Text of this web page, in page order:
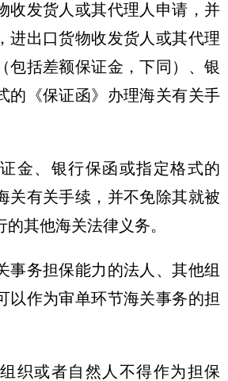
收发货人或其代理人申请，并
进出口货物收发货人或其代理
包括差额保证金，下同）、银
的《保证函》办理海关有关手
金、银行保函或指定格式的
关有关手续，并不免除其就被
其他海关法律义务。
事务担保能力的法人、其他组
以作为审单环节海关事务的担
织或者自然人不得作为担保